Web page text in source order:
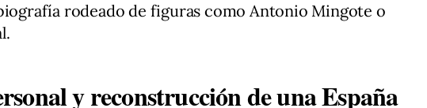
rodeado de figuras como Antonio Mingote o
y reconstrucción de una España